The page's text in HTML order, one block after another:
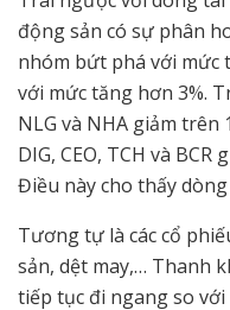
động sản có sự phân
nhóm bứt phá với mức
với mức tăng hơn 3%.
NLG và NHA giảm trên
DIG, CEO, TCH và
Điều này cho thấy
Tương tự là các cổ
sản, dệt may,… Thanh
tiếp tục đi ngang so